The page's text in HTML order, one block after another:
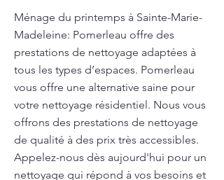
Ménage du printemps à Sainte-Marie-
Madeleine: Pomerleau offre des
prestations de nettoyage adaptées à
tous les types d’espaces. Pomerleau
vous offre une alternative saine pour
votre nettoyage résidentiel. Nous vous
offrons des prestations de nettoyage
de qualité à des prix très accessibles.
Appelez-nous dès aujourd'hui pour un
nettoyage qui répond à vos besoins et